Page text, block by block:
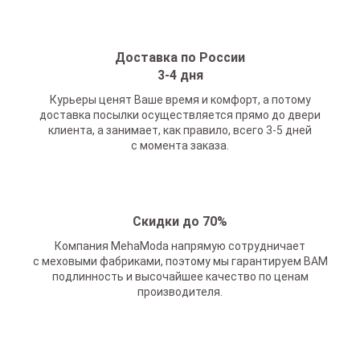
Доставка по России
3-4 дня
Курьеры ценят Ваше время и комфорт, а потому
доставка посылки осуществляется прямо до двери
клиента, а занимает, как правило, всего 3-5 дней
с момента заказа.
Скидки до 70%
Компания MehaModa напрямую сотрудничает
с меховыми фабриками, поэтому мы гарантируем ВАМ
подлинность и высочайшее качество по ценам
производителя.